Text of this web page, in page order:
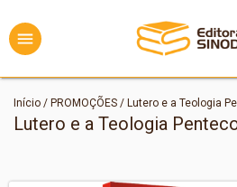
Início / PROMOÇÕES / Lutero e a Teologia
Lutero e a Teologia